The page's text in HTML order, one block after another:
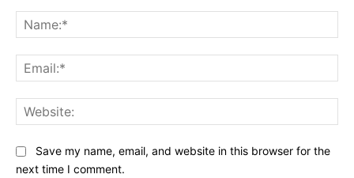
Save my name, email, and website in this browser for the
next time I comment.